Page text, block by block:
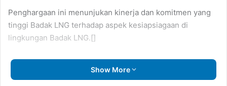
Penghargaan ini menunjukan kinerja dan komitmen yang
tinggi Badak LNG terhadap aspek kesiapsiagaan di
lingkungan Badak LNG.[]
Show More